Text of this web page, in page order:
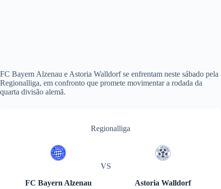
FC Bayern Alzenau e Astoria Walldorf se enfrentam neste sábado pela
Regionalliga, em confronto que promete movimentar a rodada da
quarta divisão alemã.
Regionalliga
FC Bayern Alzenau
VS
Astoria Walldorf